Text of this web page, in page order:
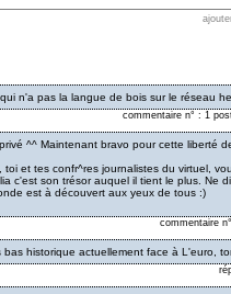
n'a pas la langue de bois sur le réseau
commentaire n° : 1
^^ Maintenant bravo pour cette liberté
et tes confr^res journalistes du virtuel,
c'est son trésor auquel il tient le plus. Ne
est à découvert aux yeux de tous :)
commentaire
historique actuellement face à L'euro,